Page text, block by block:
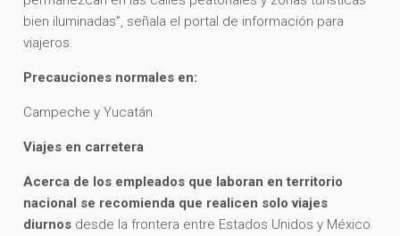
bien iluminadas”, señala el portal de información para
viajeros.
Precauciones normales en:
Campeche y Yucatán
Viajes en carretera
Acerca de los empleados que laboran en territorio
nacional se recomienda que realicen solo viajes
diurnos desde la frontera entre Estados Unidos y México